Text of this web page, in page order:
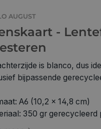
AUGUST
-
is blanco, dus
bijpassende
A6 (10,2 x 14,8 cm)
350 gr